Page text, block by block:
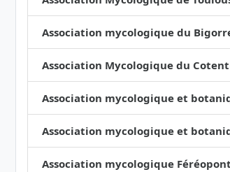
Association mycologique du
Association Mycologique du
Association mycologique et
Association mycologique et
Association mycologique